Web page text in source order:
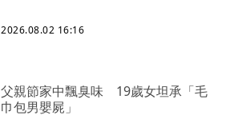
2026.08.02 16:16
父親節家中飄臭味 19歲女坦承「毛
巾包男嬰屍」